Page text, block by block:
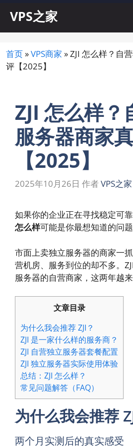
内
VPS之家
首页 »VPS商家 »ZJI 怎么样？自
评【2025】
ZJI 怎么样？
服务器商家
【2025】
2025年10月26日 作者VPS之家
如果你的企业正在寻找稳定可
怎么样可能是你最想知道的问题
市面上卖独立服务器的商家一
营机房、服务到位的却不多。
服务器的自营商家，这两年越来
文章目录
为什么我会推荐 ZJI？
ZJI 是一家什么样的服务商？
ZJI 自营独立服务器套餐配置
ZJI 独立服务器实际使用体验
总结：ZJI 怎么样？
常见问题解答（FAQ）
为什么我会推荐
两个月实测后的真实感受